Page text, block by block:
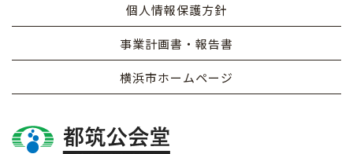
個人情報保護方針
事業計画書・報告書
横浜市ホームページ